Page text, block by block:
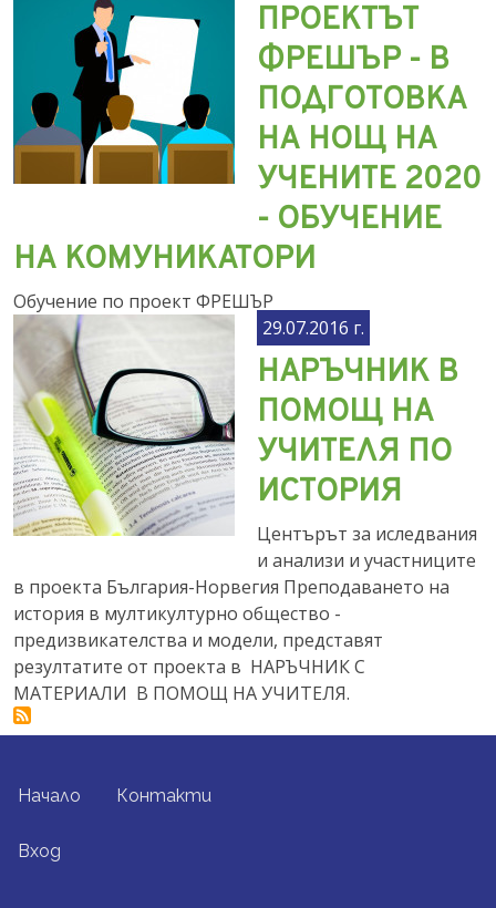
ПРОЕКТЪТ
ФРЕШЪР - В
ПОДГОТОВКА
НА НОЩ НА
УЧЕНИТЕ 2020
- ОБУЧЕНИЕ
НА КОМУНИКАТОРИ
Обучение по проект ФРЕШЪР
29.07.2016 г.
НАРЪЧНИК В
ПОМОЩ НА
УЧИТЕЛЯ ПО
ИСТОРИЯ
Центърът за иследвания
и анализи и участниците
в проекта България-Норвегия Преподаването на
история в мултикултурно общество -
предизвикателства и модели, представят
резултатите от проекта в НАРЪЧНИК С
МАТЕРИАЛИ В ПОМОЩ НА УЧИТЕЛЯ.
FOOTER MENU
Начало Контакти
USER ACCOUNT MENU
Вход